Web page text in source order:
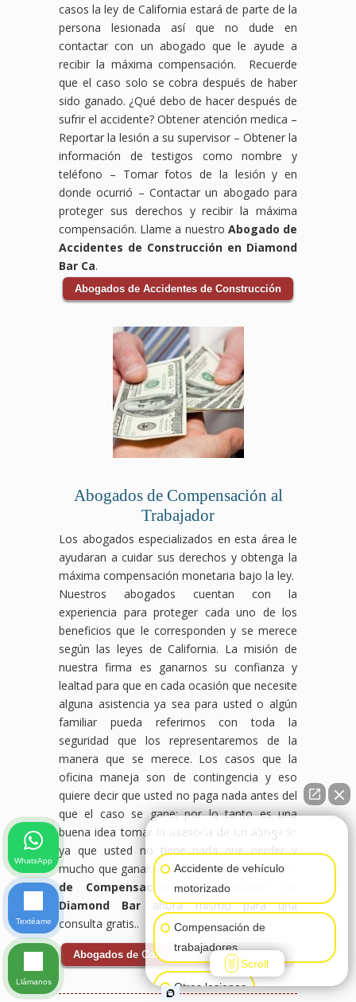
casos la ley de California estará de parte de la
persona lesionada así que no dude en
contactar con un abogado que le ayude a
recibir la máxima compensación. Recuerde
que el caso solo se cobra después de haber
sido ganado. ¿Qué debo de hacer después de
sufrir el accidente? Obtener atención medica –
Reportar la lesión a su supervisor – Obtener la
información de testigos como nombre y
teléfono – Tomar fotos de la lesión y en
donde ocurrió – Contactar un abogado para
proteger sus derechos y recibir la máxima
compensación. Llame a nuestro Abogado de
Accidentes de Construcción en Diamond
Bar Ca.
Abogados de Accidentes de Construcción
Abogados de Compensación al
Trabajador
Los abogados especializados en esta área le
ayudaran a cuidar sus derechos y obtenga la
máxima compensación monetaria bajo la ley.
Nuestros abogados cuentan con la
experiencia para proteger cada uno de los
beneficios que le corresponden y se merece
según las leyes de California. La misión de
nuestra firma es ganarnos su confianza y
lealtad para que en cada ocasión que necesite
alguna asistencia ya sea para usted o algún
familiar pueda referirnos con toda la
seguridad que los representaremos de la
manera que se merece. Los casos que la
oficina maneja son de contingencia y eso
quiere decir que usted no paga nada antes del
que el caso se gane; por lo tanto es una
buena idea tomar la asesoría de un abogado
ya que usted no tiene nada que perder y
mucho que ganar. Llame a nuestroAbogado
de Compensación al Trabajador en
Diamond Bar ahora mismo para una
consulta gratis..
Abogados de Compensación al Trabajador
👋🏼¿Cómo puedo ayudarte?
Accidente de vehículo
motorizado
Compensación de
trabajadores
Otras lesiones
Scroll
WhatsApp
Textéame
Llámanos